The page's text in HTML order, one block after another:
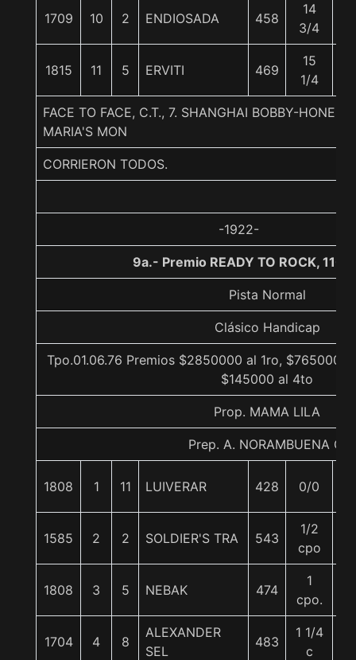
1709 10 2 ENDIOSADA 458
14
3/4
1815 11 5 ERVITI 469
15
1/4
FACE TO FACE, C.T., 7. SHANGHAI BOBBY-
MARIA'S MON
CORRIERON TODOS.
-1922-
9a.- Premio READY TO ROCK,
Pista Normal
Clásico Handicap
Tpo.01.06.76 Premios $2850000 al 1ro, $765000
$145000 al 4to
Prop. MAMA LILA
Prep. A. NORAMBUENA G.
1808 1 11 LUIVERAR 428 0/0
1585 2 2 SOLDIER'S TRA 543
1/2
cpo
1808 3 5 NEBAK 474
1
cpo.
1704 4 8
ALEXANDER
SEL
483
1 1/4
c